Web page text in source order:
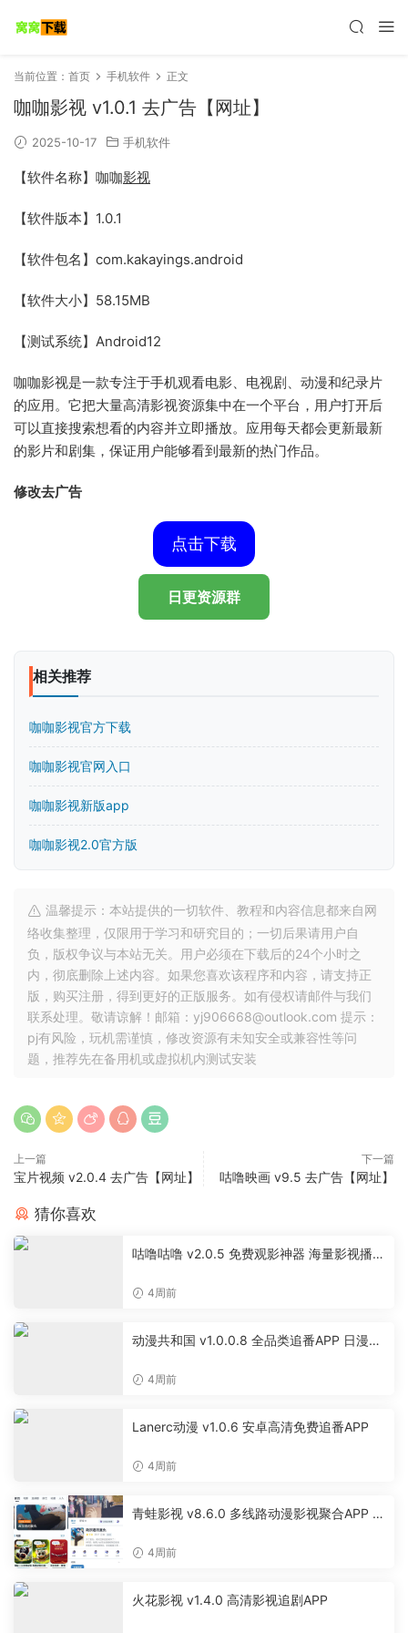
当前位置： 首页 手机软件 正文
咖咖影视 v1.0.1 去广告【网址】
2025-10-17 手机软件
【软件名称】咖咖影视
【软件版本】1.0.1
【软件包名】com.kakayings.android
【软件大小】58.15MB
【测试系统】Android12
咖咖影视是一款专注于手机观看电影、电视剧、动漫和纪录片
的应用。它把大量高清影视资源集中在一个平台，用户打开后
可以直接搜索想看的内容并立即播放。应用每天都会更新最新
的影片和剧集，保证用户能够看到最新的热门作品。
修改去广告
点击下载
日更资源群
相关推荐
咖咖影视官方下载
咖咖影视官网入口
咖咖影视新版app
咖咖影视2.0官方版
温馨提示：本站提供的一切软件、教程和内容信息都来自网
络收集整理，仅限用于学习和研究目的；一切后果请用户自
负，版权争议与本站无关。用户必须在下载后的24个小时之
内，彻底删除上述内容。如果您喜欢该程序和内容，请支持正
版，购买注册，得到更好的正版服务。如有侵权请邮件与我们
联系处理。敬请谅解！邮箱：yj906668@outlook.com 提示：
pj有风险，玩机需谨慎，修改资源有未知安全或兼容性等问
题，推荐先在备用机或虚拟机内测试安装
上一篇
宝片视频 v2.0.4 去广告【网址】
下一篇
咕噜映画 v9.5 去广告【网址】
猜你喜欢
咕噜咕噜 v2.0.5 免费观影神器 海量影视播放
4周前
动漫共和国 v1.0.0.8 全品类追番APP 日漫国
4周前
Lanerc动漫 v1.0.6 安卓高清免费追番APP
4周前
青蛙影视 v8.6.0 多线路动漫影视聚合APP 免
4周前
火花影视 v1.4.0 高清影视追剧APP